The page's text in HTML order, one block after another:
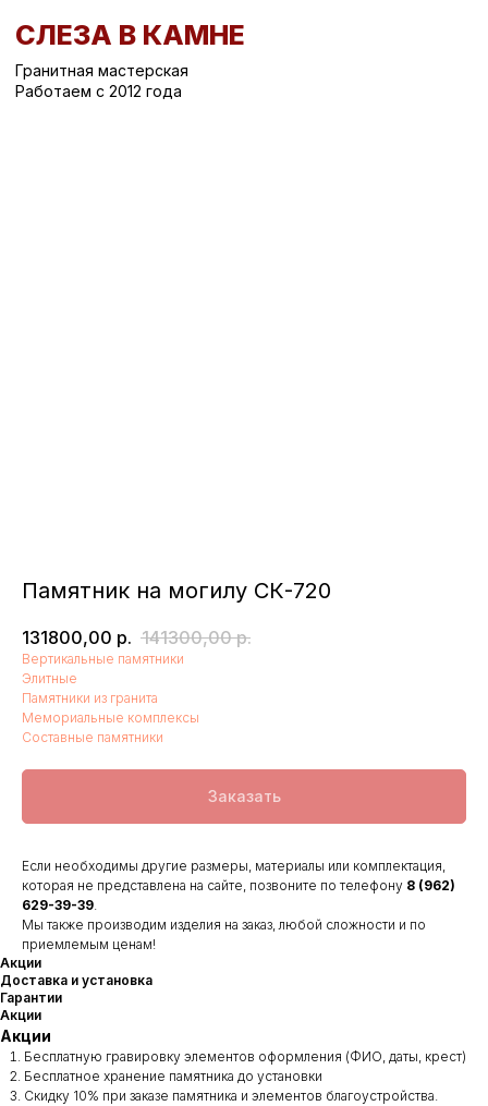
СЛЕЗА В КАМНЕ
Работаем с 2012 года
Вернуться назад / Все памятники
Памятник на могилу СК-720
131800,00 р. 141300,00 р.
Вертикальные памятники
Элитные
Памятники из гранита
Мемориальные комплексы
Составные памятники
Заказать
Если необходимы другие размеры, материалы или комплектация,
которая не представлена на сайте, позвоните по телефону 8 (962)
629-39-39.
Мы также производим изделия на заказ, любой сложности и по
приемлемым ценам!
Акции
Доставка и установка
Гарантии
Акции
Акции
Бесплатную гравировку элементов оформления (ФИО, даты, крест)
Бесплатное хранение памятника до установки
Скидку 10% при заказе памятника и элементов благоустройства.